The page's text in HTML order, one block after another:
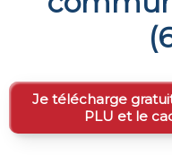
(
Je télécharge
PLU et le